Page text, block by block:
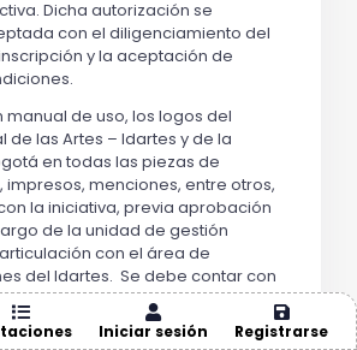
Dicha autorización se
con el diligenciamiento del
y la aceptación de
manual de uso, los logos del
de las Artes – Idartes y de la
en todas las piezas de
menciones, entre otros,
la iniciativa, previa aprobación
de la unidad de gestión
con el área de
del Idartes. Se debe contar con
la unidad de gestión encargada
a la ejecución del incentivo y el
del Instituto Distrital de
Iniciar sesión Registrarse